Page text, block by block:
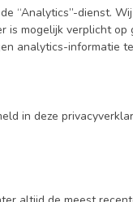
“Analytics”-dienst.
is mogelijk verplicht
analytics-informatie
in deze